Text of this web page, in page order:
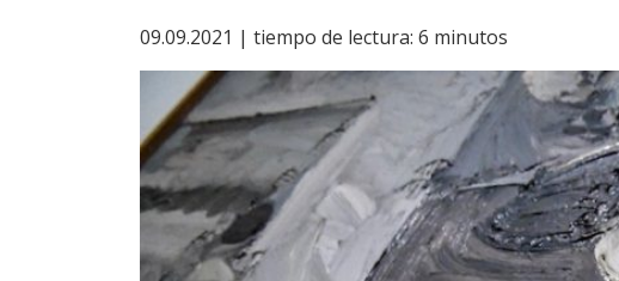
09.09.2021 | tiempo de lectura: 6 minutos